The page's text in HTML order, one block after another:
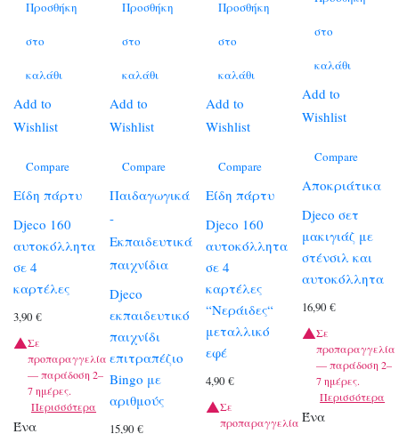
Προσθήκη
στο
καλάθι
Add to
Wishlist
Compare
Είδη πάρτυ
Djeco 160
αυτοκόλλητα
σε 4
καρτέλες
3,90 €
Σε
προπαραγγελία
— παράδοση 2–
7 ημέρες.
Περισσότερα
Ένα
Προσθήκη
στο
καλάθι
Add to
Wishlist
Compare
Παιδαγωγικά
-
Εκπαιδευτικά
παιχνίδια
Djeco
εκπαιδευτικό
παιχνίδι
επιτραπέζιο
Bingo με
αριθμούς
15,90€
Προσθήκη
στο
καλάθι
Add to
Wishlist
Compare
Είδη πάρτυ
Djeco 160
αυτοκόλλητα
σε 4
καρτέλες
“Νεράιδες“
μεταλλικό
εφέ
4,90€
Σε
προπαραγγελία
στο
καλάθι
Add to
Wishlist
Compare
Αποκριάτικα
Djeco σετ
μακιγιάζ με
στένσιλ και
αυτοκόλλητα
16,90€
Σε
προπαραγγελία
— παράδοση 2–
7 ημέρες.
Περισσότερα
Ένα